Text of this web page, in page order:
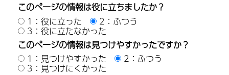
このページの情報は役に立ちましたか？
1：役に立った
2：ふつう
3：役に立たなかった
このページの情報は見つけやすかったですか？
1：見つけやすかった
2：ふつう
3：見つけにくかった